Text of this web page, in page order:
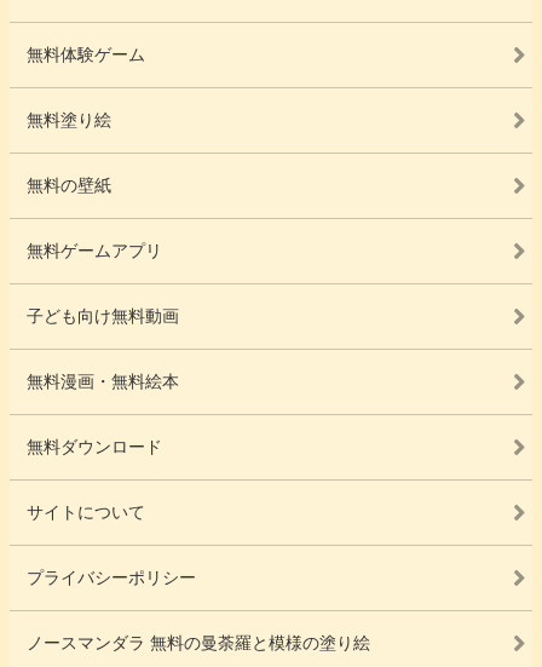
無料体験ゲーム
無料塗り絵
無料の壁紙
無料ゲームアプリ
子ども向け無料動画
無料漫画・無料絵本
無料ダウンロード
サイトについて
プライバシーポリシー
ノースマンダラ 無料の曼荼羅と模様の塗り絵